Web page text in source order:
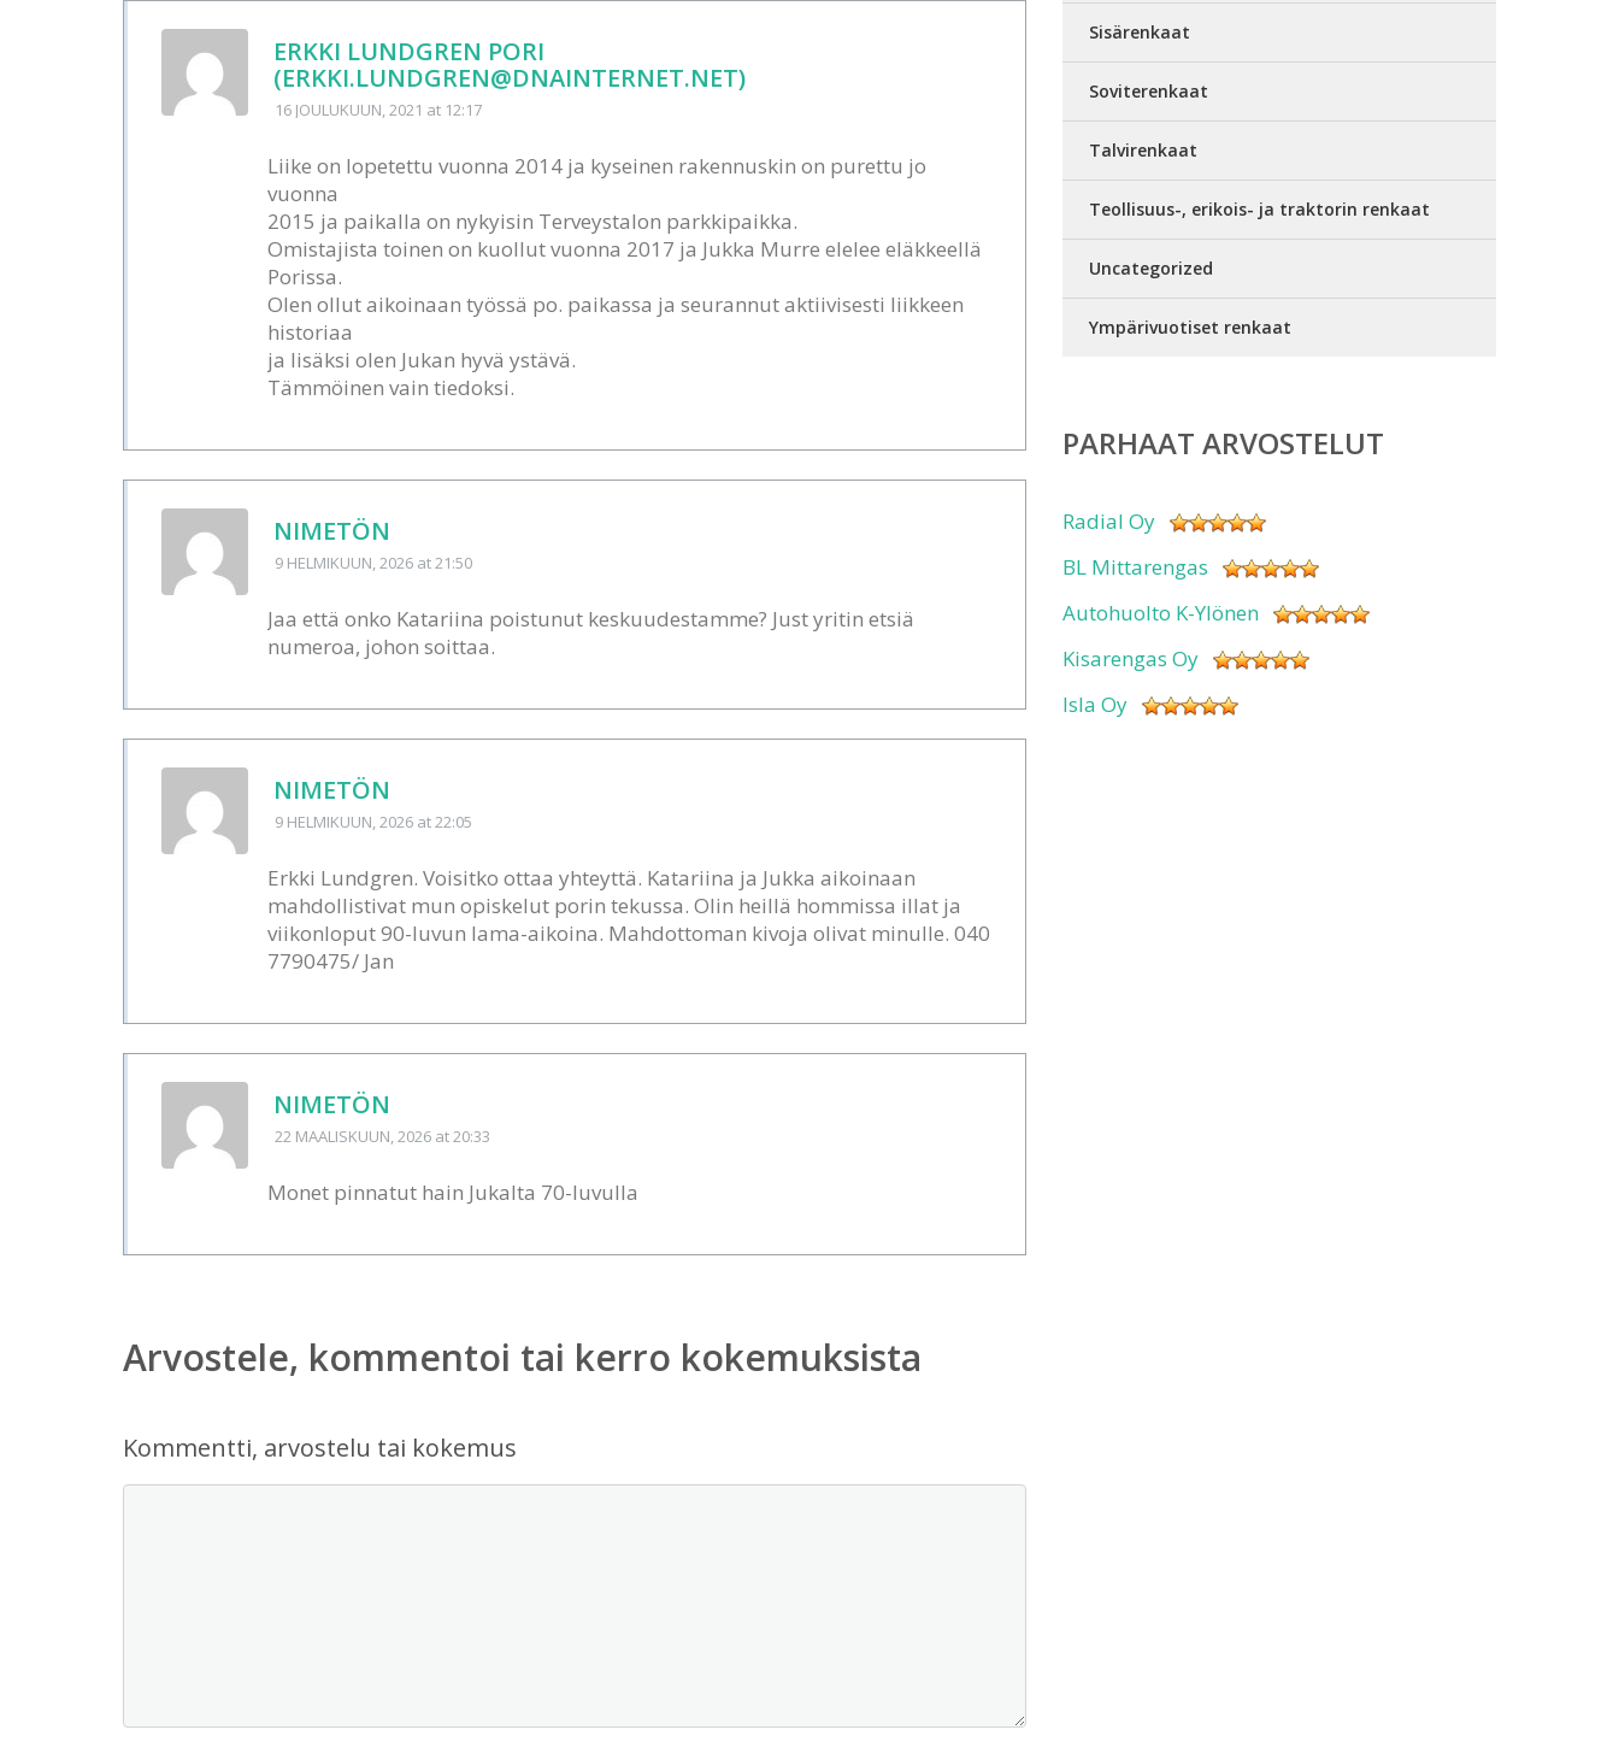
ERKKI LUNDGREN PORI
(ERKKI.LUNDGREN@DNAINTERNET.NET)
16 JOULUKUUN, 2021 at 12:17
Liike on lopetettu vuonna 2014 ja kyseinen rakennuskin on purettu jo
vuonna
2015 ja paikalla on nykyisin Terveystalon parkkipaikka.
Omistajista toinen on kuollut vuonna 2017 ja Jukka Murre elelee eläkkeellä
Porissa.
Olen ollut aikoinaan työssä po. paikassa ja seurannut aktiivisesti liikkeen
historiaa
ja lisäksi olen Jukan hyvä ystävä.
Tämmöinen vain tiedoksi.
NIMETÖN
9 HELMIKUUN, 2026 at 21:50
Jaa että onko Katariina poistunut keskuudestamme? Just yritin etsiä
numeroa, johon soittaa.
NIMETÖN
9 HELMIKUUN, 2026 at 22:05
Erkki Lundgren. Voisitko ottaa yhteyttä. Katariina ja Jukka aikoinaan
mahdollistivat mun opiskelut porin tekussa. Olin heillä hommissa illat ja
viikonloput 90-luvun lama-aikoina. Mahdottoman kivoja olivat minulle. 040
7790475/ Jan
NIMETÖN
22 MAALISKUUN, 2026 at 20:33
Monet pinnatut hain Jukalta 70-luvulla
Arvostele, kommentoi tai kerro kokemuksista
Kommentti, arvostelu tai kokemus
Sisärenkaat
Soviterenkaat
Talvirenkaat
Teollisuus-, erikois- ja traktorin renkaat
Uncategorized
Ympärivuotiset renkaat
PARHAAT ARVOSTELUT
Radial Oy
BL Mittarengas
Autohuolto K-Ylönen
Kisarengas Oy
Isla Oy